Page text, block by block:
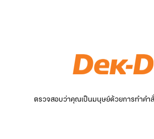
ตรวจสอบว่าคุณเป็นมนุษย์ด้วยการทำคำสั่